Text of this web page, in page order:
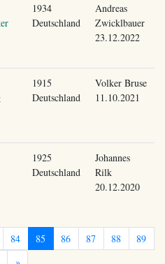
1934
Deutschland
Andreas
Zwicklbauer
23.12.2022
1915
Deutschland
Volker Bruse
11.10.2021
1925
Deutschland
Johannes
Rilk
20.12.2020
84 85 86 87 88
89
»